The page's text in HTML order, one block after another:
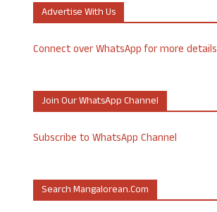
Advertise With Us
Connect over WhatsApp for more details
Join Our WhatsApp Channel
Subscribe to WhatsApp Channel
Search Mangalorean.com